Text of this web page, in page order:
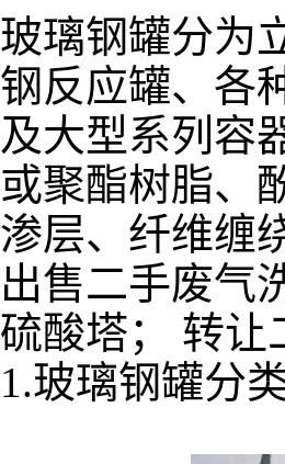
玻璃钢罐分为
钢反应罐、各
及大型系列容
或聚酯树脂、
渗层、纤维缠
出售二手废气
硫酸塔； 转让
1.玻璃钢罐分